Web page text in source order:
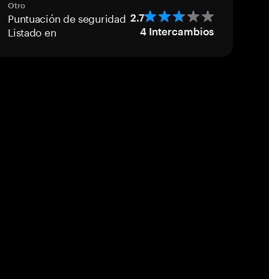
Otro
Puntuación de seguridad 2.7
Listado en 4 Intercambios